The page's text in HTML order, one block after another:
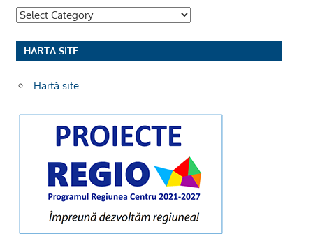
Categorii
HARTA SITE
Hartă site